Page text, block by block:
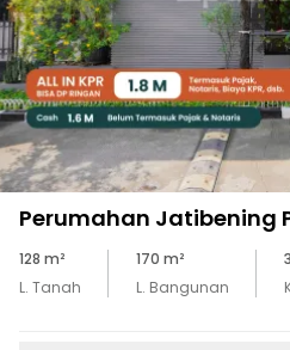
Perumahan Jatibening
128 m²
L. Tanah
170 m²
L. Bangunan
3